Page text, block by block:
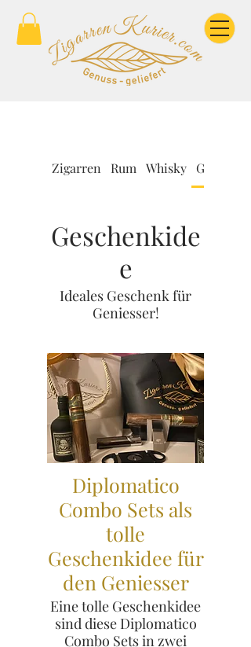
Zigarren Rum Whisky
Geschenkide
e
Ideales Geschenk für
Diplomatico
Combo Sets als
tolle
Geschenkidee für
den Geniesser
Eine tolle Geschenkidee
sind diese Diplomatico
Combo Sets in zwei